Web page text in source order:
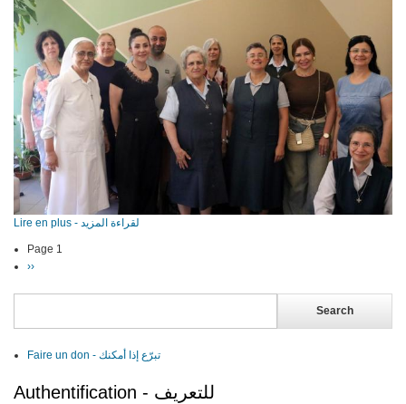
Lire en plus - لقراءة المزيد
Pagination
Page 1
Next
››
Faire un don - تبرّع إذا أمكنك
Authentification - للتعريف